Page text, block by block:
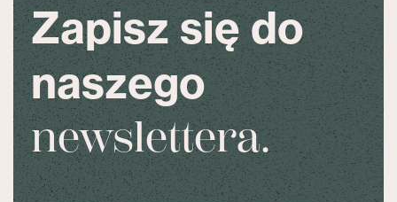
Zapisz się do
naszego
newslettera.